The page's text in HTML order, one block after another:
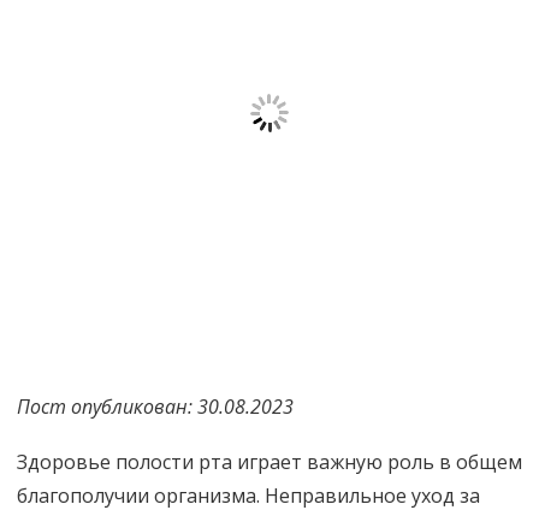
Пост опубликован: 30.08.2023
Здоровье полости рта играет важную роль в общем
благополучии организма. Неправильное уход за